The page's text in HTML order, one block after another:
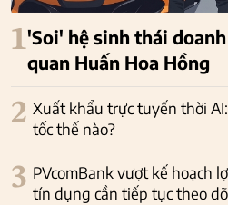
1'Soi' hệ sinh thái
quan Huấn Hoa Hồng
2 Xuất khẩu trực tuyến thời
tốc thế nào?
3 PVcomBank vượt kế hoạch
tín dụng cần tiếp tục theo